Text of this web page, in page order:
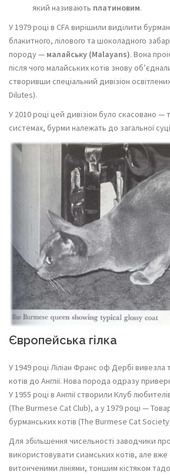
який називають платиновим.
У 1979 році в CFA вирішили виділити
блакитного, лілового та шоколадного
породу — малайську (Malayans). Вона
після чого малайських котів знову
створивши спеціальний дивізіон
Dilutes).
У 2010 році цей дивізіон було скасовано —
системах, бурми належать до загальної
Європейська гілка
У 1949 році Ліліан Франс оф Дербі вивезла
котів до Англії. Нова порода одразу
У 1955 році в Англії створили Клуб
(The Burmese Cat Club), а у 1979 році —
бурманських котів (The Burmese Cat
Для збільшення чисельності заводчики
використовувати сиамських котів, але вже
витонченими лініями, тоншим кістяком